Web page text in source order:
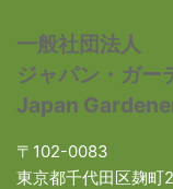
一般社団法人
ジャパン・ガー
Japan
〒102-0083
東京都千代田区麹町